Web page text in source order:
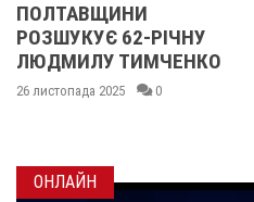
РІЧНУ
0
РОЗШУКУЄ
ЛЮДМИЛУ
МАЛИНЕНКО
ОНЛАЙН